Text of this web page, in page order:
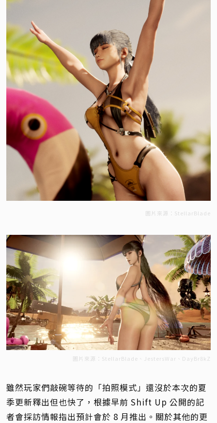
圖片來源：StellarBlade
圖片來源：StellarBlade、JestersWar、DayBr8kZ
雖然玩家們敲碗等待的「拍照模式」還沒於本次的夏
季更新釋出但也快了，根據早前 Shift Up 公開的記
者會採訪情報指出預計會於 8 月推出。關於其他的更